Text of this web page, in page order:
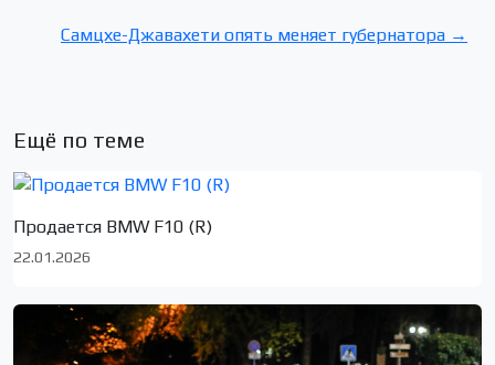
Самцхе-Джавахети опять меняет губернатора →
Ещё по теме
Продается BMW F10 (R)
22.01.2026